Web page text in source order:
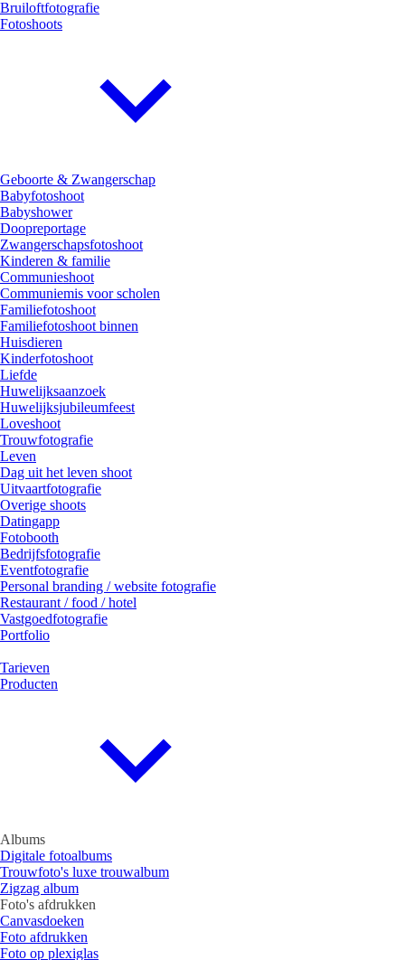
Bruiloftfotografie
Fotoshoots
Geboorte & Zwangerschap
Babyfotoshoot
Babyshower
Doopreportage
Zwangerschapsfotoshoot
Kinderen & familie
Communieshoot
Communiemis voor scholen
Familiefotoshoot
Familiefotoshoot binnen
Huisdieren
Kinderfotoshoot
Liefde
Huwelijksaanzoek
Huwelijksjubileumfeest
Loveshoot
Trouwfotografie
Leven
Dag uit het leven shoot
Uitvaartfotografie
Overige shoots
Datingapp
Fotobooth
Bedrijfsfotografie
Eventfotografie
Personal branding / website fotografie
Restaurant / food / hotel
Vastgoedfotografie
Portfolio
Tarieven
Producten
Albums
Digitale fotoalbums
Trouwfoto's luxe trouwalbum
Zigzag album
Foto's afdrukken
Canvasdoeken
Foto afdrukken
Foto op plexiglas